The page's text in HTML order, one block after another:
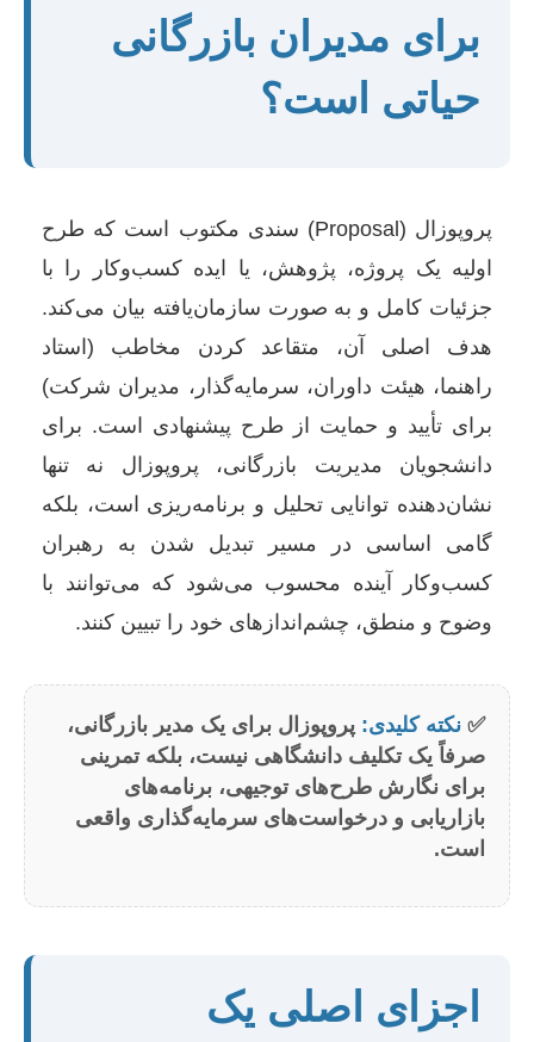
برای مدیران بازرگانی
حیاتی است؟
پروپوزال (Proposal) سندی مکتوب است که طرح
اولیه یک پروژه، پژوهش، یا ایده کسب‌وکار را با
جزئیات کامل و به صورت سازمان‌یافته بیان می‌کند.
هدف اصلی آن، متقاعد کردن مخاطب (استاد
راهنما، هیئت داوران، سرمایه‌گذار، مدیران شرکت)
برای تأیید و حمایت از طرح پیشنهادی است. برای
دانشجویان مدیریت بازرگانی، پروپوزال نه تنها
نشان‌دهنده توانایی تحلیل و برنامه‌ریزی است، بلکه
گامی اساسی در مسیر تبدیل شدن به رهبران
کسب‌وکار آینده محسوب می‌شود که می‌توانند با
وضوح و منطق، چشم‌اندازهای خود را تبیین کنند.
✅ نکته کلیدی: پروپوزال برای یک مدیر بازرگانی،
صرفاً یک تکلیف دانشگاهی نیست، بلکه تمرینی
برای نگارش طرح‌های توجیهی، برنامه‌های
بازاریابی و درخواست‌های سرمایه‌گذاری واقعی
است.
اجزای اصلی یک